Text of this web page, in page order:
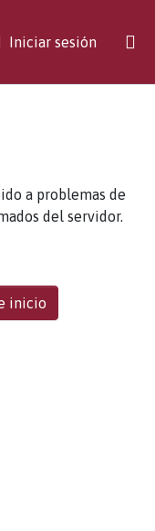
Iniciar sesión(current)
a problemas de
del servidor.
inicio